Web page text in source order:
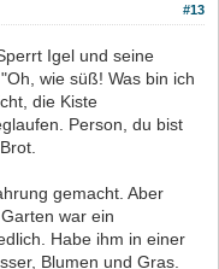
#13
Igel und seine
wie süß! Was bin ich
die Kiste
Person, du bist
gemacht. Aber
war ein
Habe ihm in einer
Blumen und Gras.